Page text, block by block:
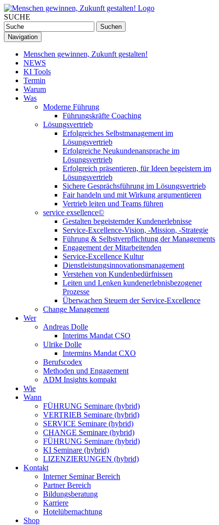
SUCHE
Navigation
Menschen gewinnen, Zukunft gestalten!
NEWS
KI Tools
Termin
Warum
Was
Moderne Führung
Führungskräfte Coaching
Lösungsvertrieb
Erfolgreiches Selbstmanagement im
Lösungsvertrieb
Erfolgreiche Neukundenansprache im
Lösungsvertrieb
Erfolgreich präsentieren, für Ideen begeistern im
Lösungsvertrieb
Sichere Gesprächsführung im Lösungsvertrieb
Fair handeln und mit Wirkung argumentieren
Vertrieb leiten und Teams führen
service exsellence©
Gestalten begeisternder Kundenerlebnisse
Service-Excellence-Vision, -Mission, -Strategie
Führung & Selbstverpflichtung der Managements
Engagement der Mitarbeitenden
Service-Excellence Kultur
Dienstleistungsinnovationsmanagement
Verstehen von Kundenbedürfnissen
Leiten und Lenken kundenerlebnisbezogener
Prozesse
Überwachen Steuern der Service-Excellence
Change Management
Wer
Andreas Dolle
Interims Mandat CSO
Ulrike Dolle
Intermins Mandat CXO
Berufscodex
Methoden und Engagement
ADM Insights kompakt
Wie
Wann
FÜHRUNG Seminare (hybrid)
VERTRIEB Seminare (hybrid)
SERVICE Seminare (hybrid)
CHANGE Seminare (hybrid)
FÜHRUNG Seminare (hybrid)
KI Seminare (hybrid)
LIZENZIERUNGEN (hybrid)
Kontakt
Interner Seminar Bereich
Partner Bereich
Bildungsberatung
Karriere
Hotelübernachtung
Shop